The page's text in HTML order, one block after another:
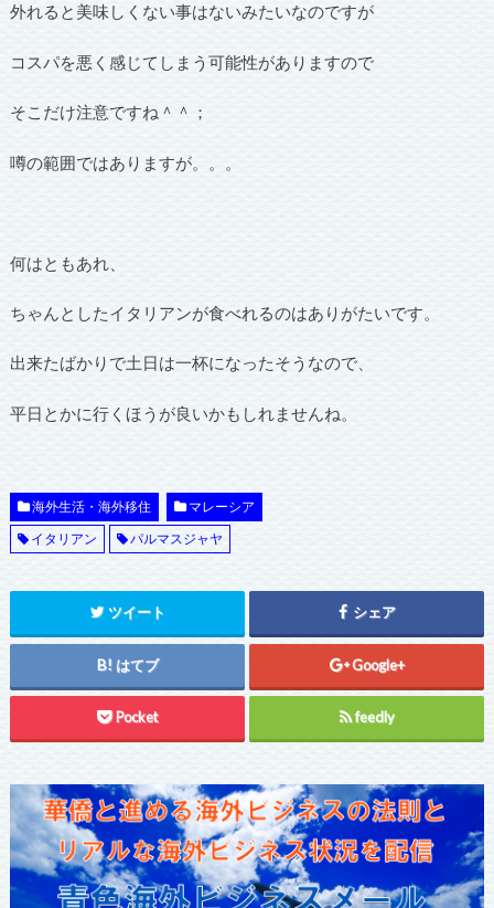
外れると美味しくない事はないみたいなのですが
コスパを悪く感じてしまう可能性がありますので
そこだけ注意ですね＾＾；
噂の範囲ではありますが。。。
何はともあれ、
ちゃんとしたイタリアンが食べれるのはありがたいです。
出来たばかりで土日は一杯になったそうなので、
平日とかに行くほうが良いかもしれませんね。
海外生活・海外移住
マレーシア
イタリアン
パルマスジャヤ
ツイート シェア
はてブ Google+
Pocket feedly